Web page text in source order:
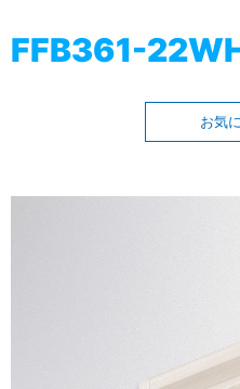
FFB361-
お気